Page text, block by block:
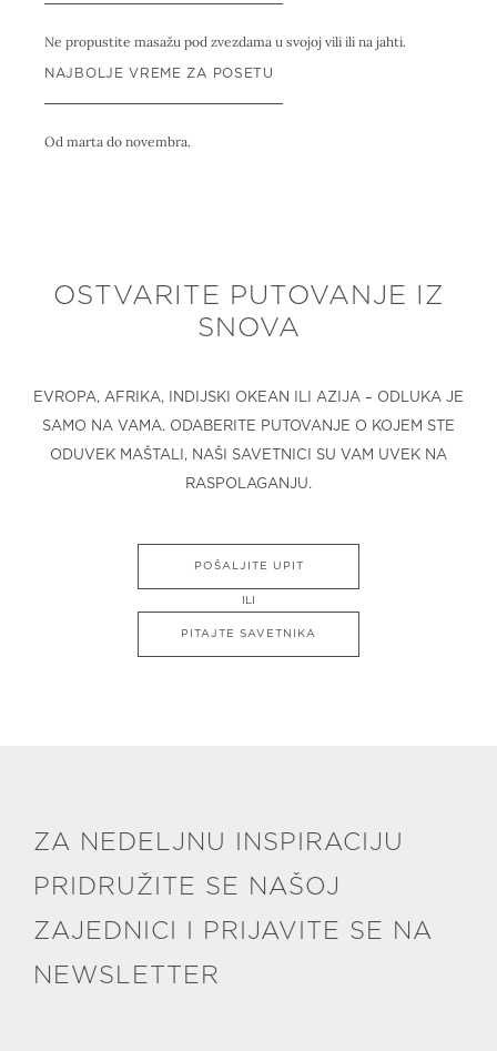
Ne propustite masažu pod zvezdama u svojoj vili ili na jahti.
NAJBOLJE VREME ZA POSETU
Od marta do novembra.
OSTVARITE PUTOVANJE IZ
SNOVA
EVROPA, AFRIKA, INDIJSKI OKEAN ILI AZIJA – ODLUKA JE
SAMO NA VAMA. ODABERITE PUTOVANJE O KOJEM STE
ODUVEK MAŠTALI, NAŠI SAVETNICI SU VAM UVEK NA
RASPOLAGANJU.
POŠALJITE UPIT
ILI
PITAJTE SAVETNIKA
ZA NEDELJNU INSPIRACIJU
PRIDRUŽITE SE NAŠOJ
ZAJEDNICI I PRIJAVITE SE NA
NEWSLETTER